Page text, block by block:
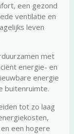
een gezond
ventilatie en
leven
met
energie- en
energie
buitenruimte.
tot zo laag
een hogere